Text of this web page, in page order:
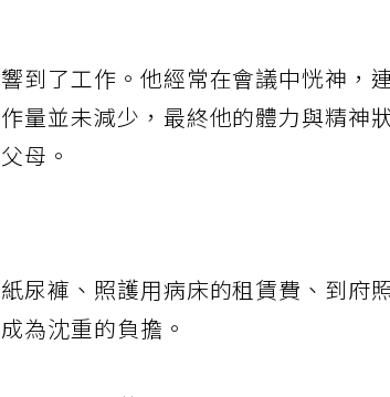
到了工作。他經常在會議中恍神，
量並未減少，最終他的體力與精神
母。
尿褲、照護用病床的租賃費、到府
為沈重的負擔。